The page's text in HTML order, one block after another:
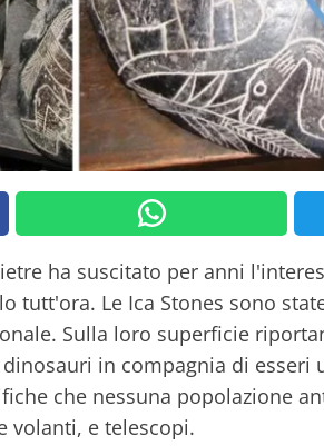
ha suscitato per anni
tutt'ora. Le Ica Stones sono
Sulla loro superficie
in compagnia di esseri
che nessuna popolazione
volanti, e telescopi.